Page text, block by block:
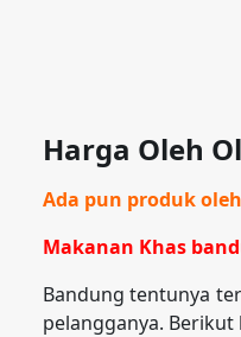
Harga Oleh
Ada pun produk
Makanan Khas
Bandung tentunya
pelangganya.